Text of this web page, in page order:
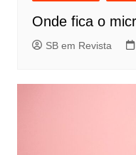
Onde fica o
SB em Revista